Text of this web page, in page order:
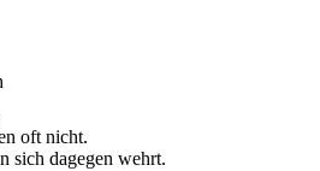
oft nicht.
sich dagegen wehrt.